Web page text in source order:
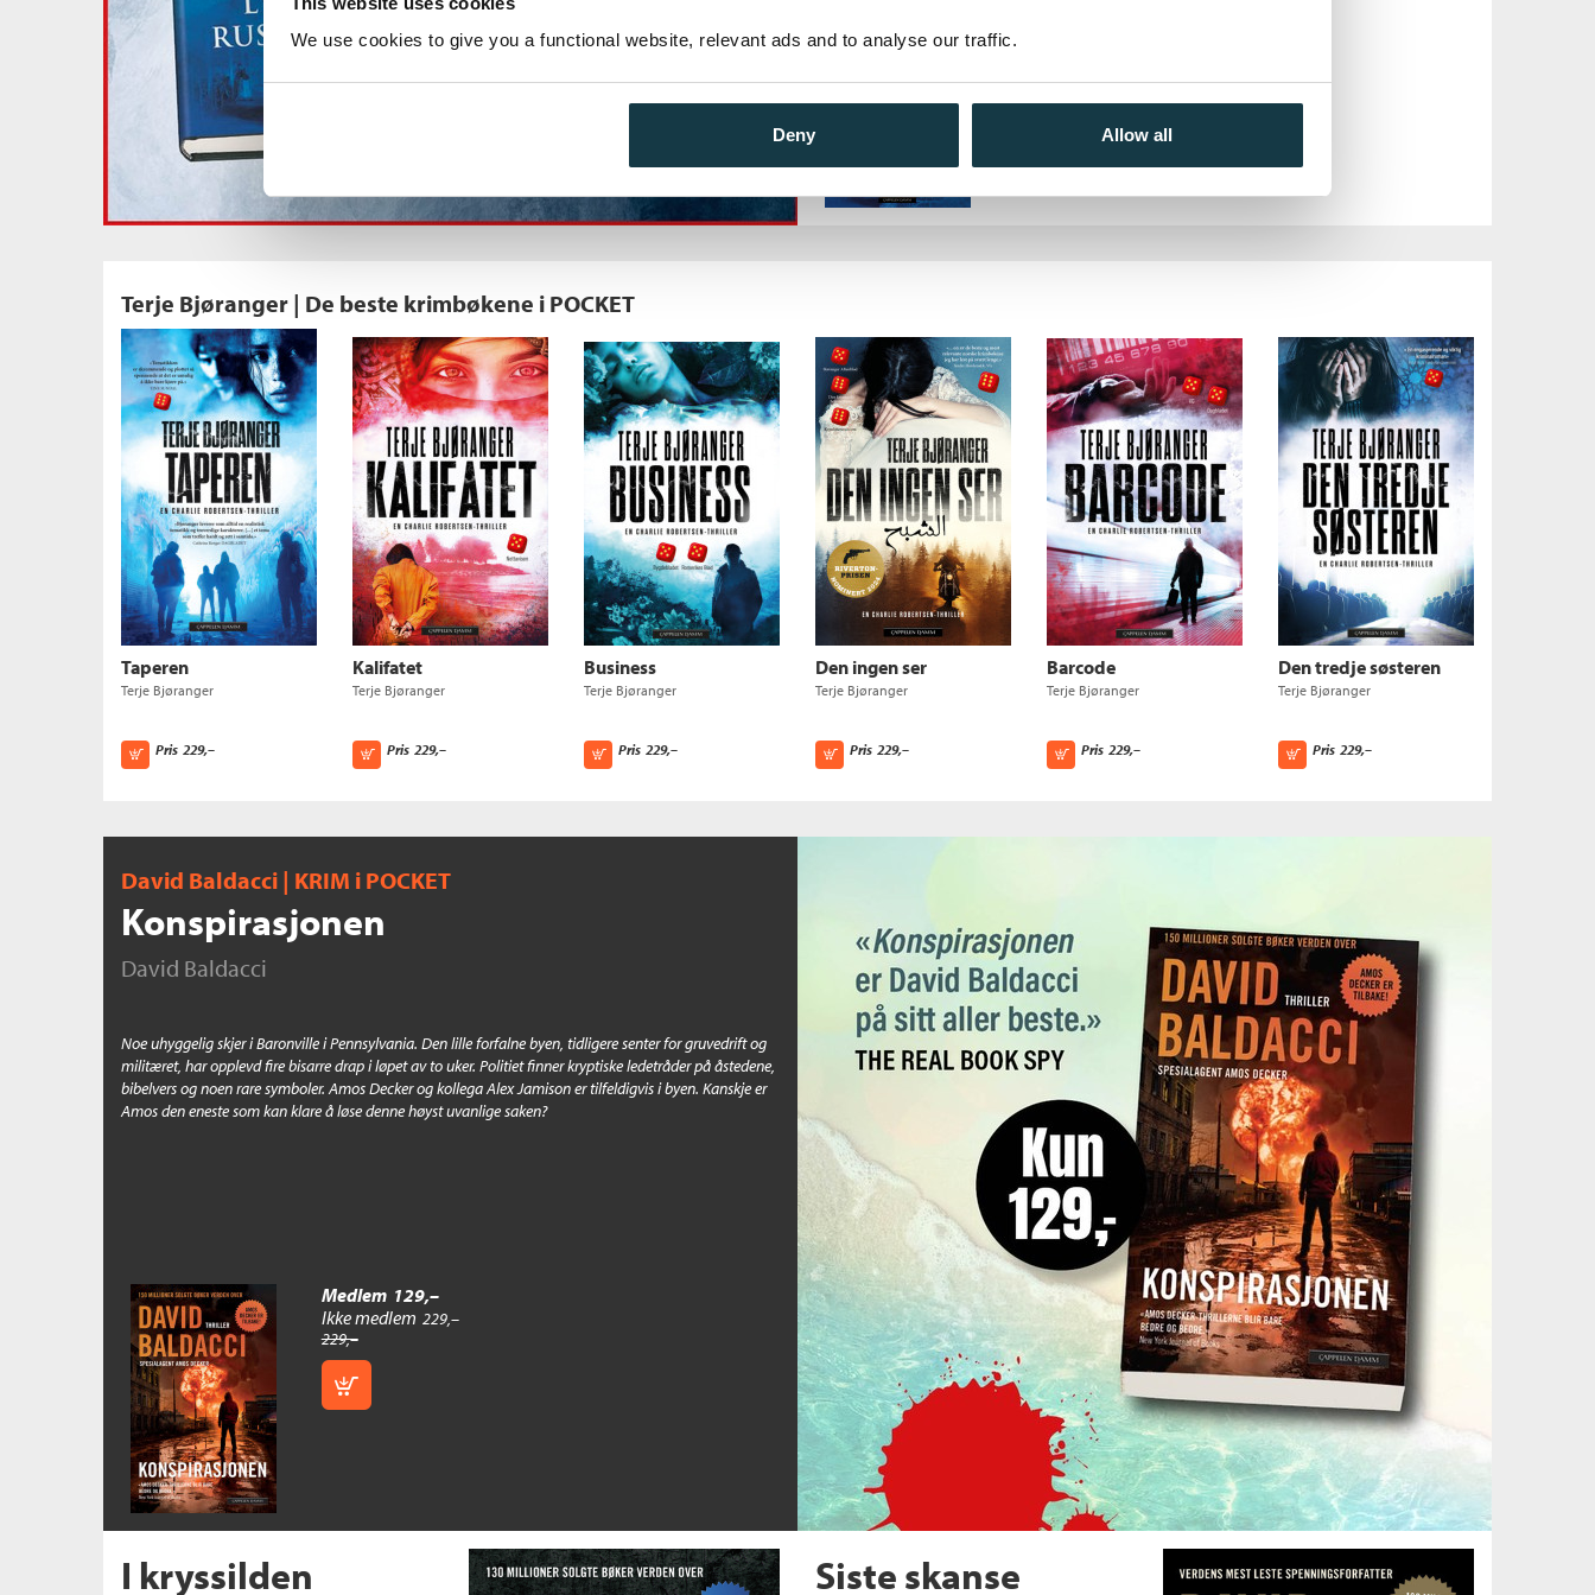
We use cookies to give you a functional website, relevant ads and to analyse our traffic.
Deny Allow all
479,–
Terje Bjøranger | De beste krimbøkene i POCKET
Taperen
Terje Bjøranger
Pris 229,–
Kjøp
Kalifatet
Terje Bjøranger
Pris 229,–
Kjøp
Business
Terje Bjøranger
Pris 229,–
Kjøp
Den ingen ser
Terje Bjøranger
Pris 229,–
Kjøp
Barcode
Terje Bjøranger
Pris 229,–
Kjøp
Den tredje søsteren
Terje Bjøranger
Pris 229,–
Kjøp
David Baldacci | KRIM i POCKET
Konspirasjonen
David Baldacci
Noe uhyggelig skjer i Baronville i Pennsylvania. Den lille forfalne byen, tidligere senter for gruvedrift og
militæret, har opplevd fire bisarre drap i løpet av to uker. Politiet finner kryptiske ledetråder på åstedene,
bibelvers og noen rare symboler. Amos Decker og kollega Alex Jamison er tilfeldigvis i byen. Kanskje er
Amos den eneste som kan klare å løse denne høyst uvanlige saken?
Medlem 129,–
Ikke medlem 229,–
229,–
Kjøp
I kryssilden Siste skanse